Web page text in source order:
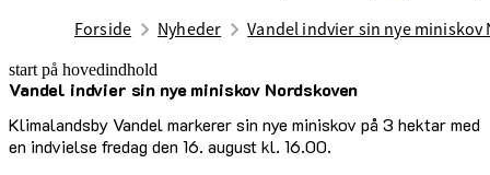
Forside Nyheder Vandel indvier sin nye miniskov
start på hovedindhold
Vandel indvier sin nye miniskov Nordskoven
Klimalandsby Vandel markerer sin nye miniskov på 3 hektar med
en indvielse fredag den 16. august kl. 16.00.
senest opdateret 5. maj 2025